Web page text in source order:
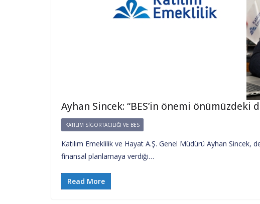
Ayhan Sincek: “BES’in önemi önümüzdeki
KATILIM SIGORTACILIĞI VE BES
Katılım Emeklilik ve Hayat A.Ş. Genel Müdürü Ayhan Sincek,
finansal planlamaya verdiği…
Read More